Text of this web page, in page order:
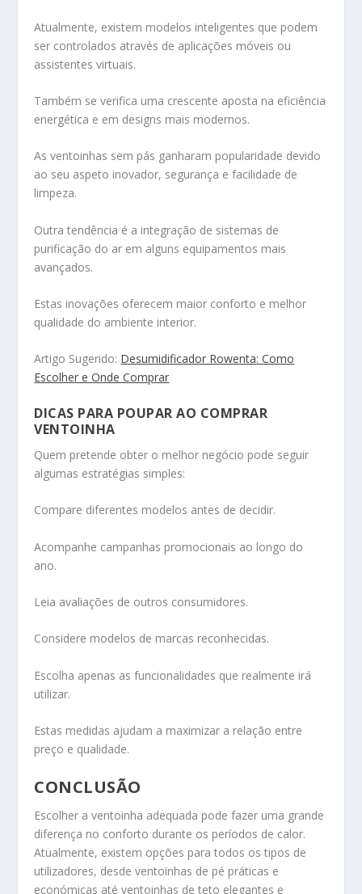
Atualmente, existem modelos inteligentes que podem
ser controlados através de aplicações móveis ou
assistentes virtuais.
Também se verifica uma crescente aposta na eficiência
energética e em designs mais modernos.
As ventoinhas sem pás ganharam popularidade devido
ao seu aspeto inovador, segurança e facilidade de
limpeza.
Outra tendência é a integração de sistemas de
purificação do ar em alguns equipamentos mais
avançados.
Estas inovações oferecem maior conforto e melhor
qualidade do ambiente interior.
Artigo Sugerido: Desumidificador Rowenta: Como
Escolher e Onde Comprar
DICAS PARA POUPAR AO COMPRAR
VENTOINHA
Quem pretende obter o melhor negócio pode seguir
algumas estratégias simples:
Compare diferentes modelos antes de decidir.
Acompanhe campanhas promocionais ao longo do
ano.
Leia avaliações de outros consumidores.
Considere modelos de marcas reconhecidas.
Escolha apenas as funcionalidades que realmente irá
utilizar.
Estas medidas ajudam a maximizar a relação entre
preço e qualidade.
CONCLUSÃO
Escolher a ventoinha adequada pode fazer uma grande
diferença no conforto durante os períodos de calor.
Atualmente, existem opções para todos os tipos de
utilizadores, desde ventoinhas de pé práticas e
económicas até ventoinhas de teto elegantes e